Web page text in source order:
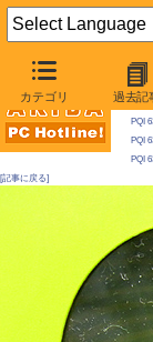
カテゴリ 過去記
今週見つけた
PQI
PQI
PQI
[記事に戻る]